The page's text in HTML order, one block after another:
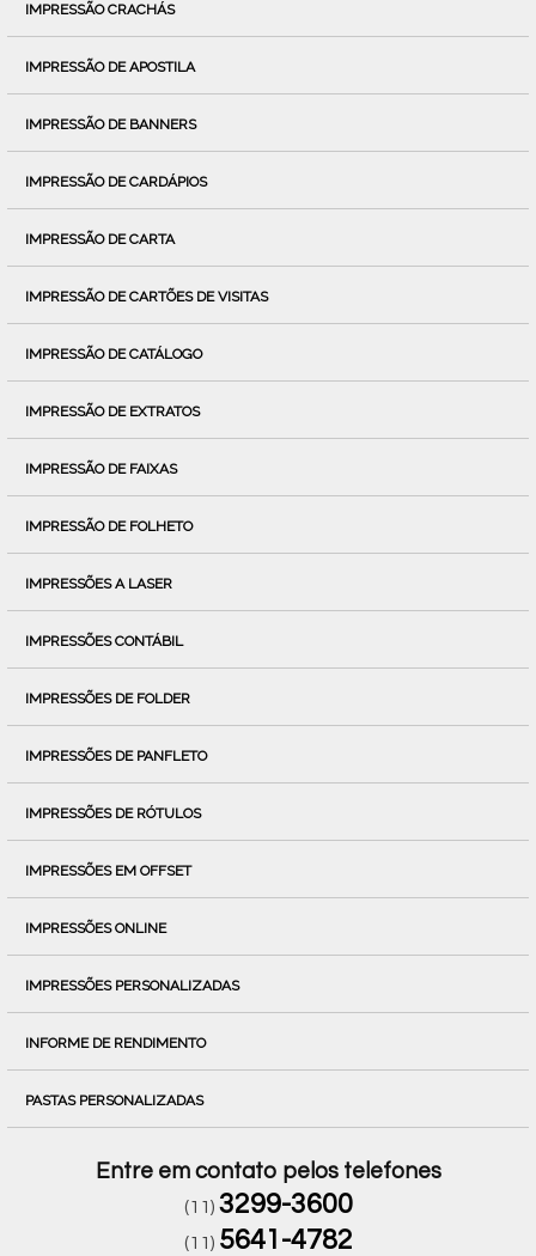
IMPRESSÃO CRACHÁS
IMPRESSÃO DE APOSTILA
IMPRESSÃO DE BANNERS
IMPRESSÃO DE CARDÁPIOS
IMPRESSÃO DE CARTA
IMPRESSÃO DE CARTÕES DE VISITAS
IMPRESSÃO DE CATÁLOGO
IMPRESSÃO DE EXTRATOS
IMPRESSÃO DE FAIXAS
IMPRESSÃO DE FOLHETO
IMPRESSÕES A LASER
IMPRESSÕES CONTÁBIL
IMPRESSÕES DE FOLDER
IMPRESSÕES DE PANFLETO
IMPRESSÕES DE RÓTULOS
IMPRESSÕES EM OFFSET
IMPRESSÕES ONLINE
IMPRESSÕES PERSONALIZADAS
INFORME DE RENDIMENTO
PASTAS PERSONALIZADAS
Entre em contato pelos telefones
(11) 3299-3600
(11) 5641-4782